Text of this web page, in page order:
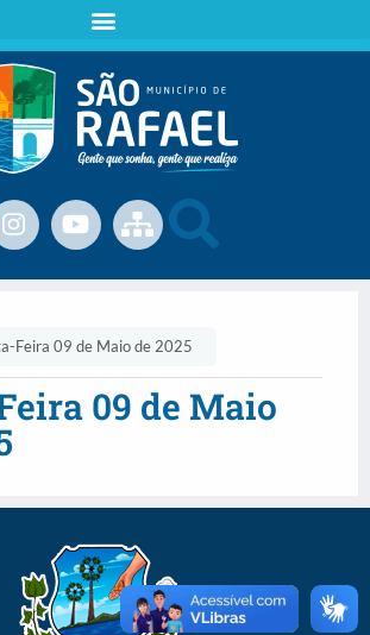
Feira 09 de Maio de 2025
09 de Maio